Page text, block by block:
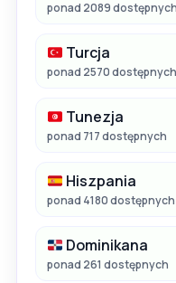
ponad 2089 dostępnych
Turcja
ponad 2570 dostępnych
Tunezja
ponad 717 dostępnych
Hiszpania
ponad 4180 dostępnych
Dominikana
ponad 261 dostępnych